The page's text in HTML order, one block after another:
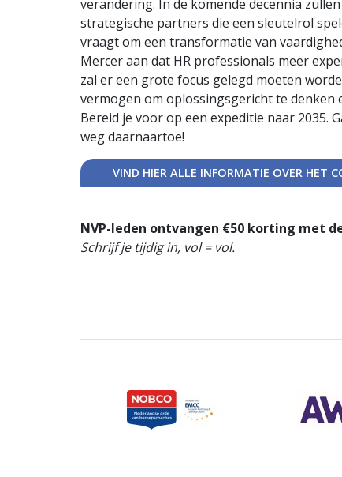
verandering. In de komende decennia
strategische partners die een sleutelrol
vraagt om een transformatie van
Mercer aan dat HR professionals meer
zal er een grote focus gelegd moeten
vermogen om oplossingsgericht te denken
Bereid je voor op een expeditie naar 2035.
weg daarnaartoe!
VIND HIER ALLE INFORMATIE OVER HET
NVP-leden ontvangen €50 korting met
Schrijf je tijdig in, vol = vol.